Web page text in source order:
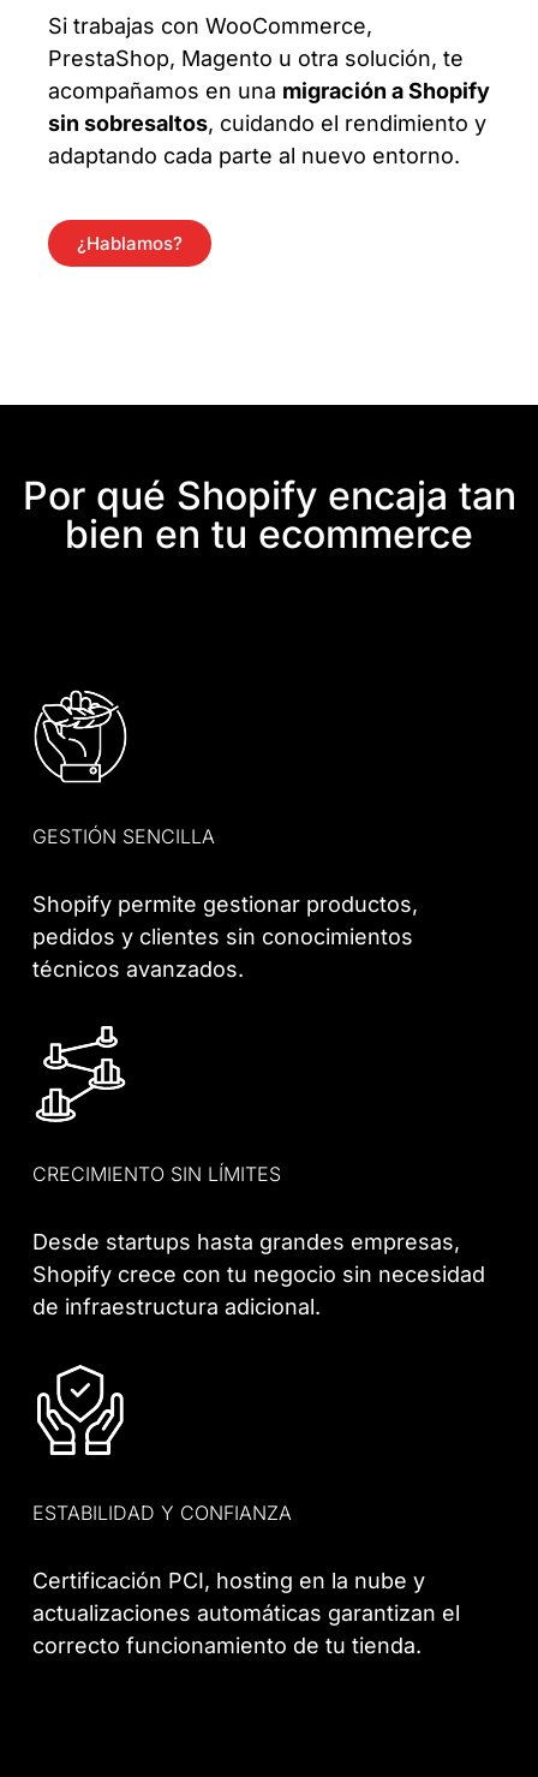
Si trabajas con WooCommerce,
PrestaShop, Magento u otra solución, te
acompañamos en una migración a Shopify
sin sobresaltos, cuidando el rendimiento y
adaptando cada parte al nuevo entorno.
¿Hablamos?
Por qué Shopify encaja tan
bien en tu ecommerce
GESTIÓN SENCILLA
Shopify permite gestionar productos,
pedidos y clientes sin conocimientos
técnicos avanzados.
CRECIMIENTO SIN LÍMITES
Desde startups hasta grandes empresas,
Shopify crece con tu negocio sin necesidad
de infraestructura adicional.
ESTABILIDAD Y CONFIANZA
Certificación PCI, hosting en la nube y
actualizaciones automáticas garantizan el
correcto funcionamiento de tu tienda.